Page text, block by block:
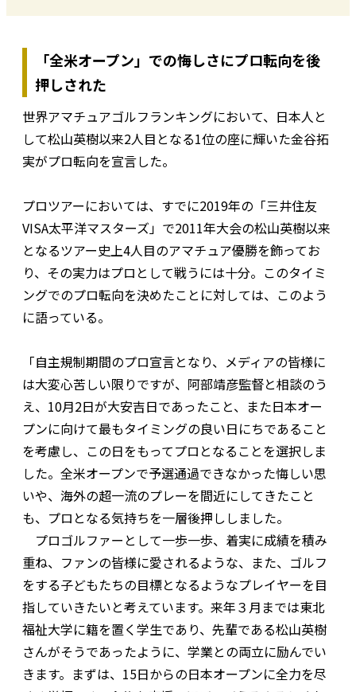
「全米オープン」での悔しさにプロ転向を後
押しされた
世界アマチュアゴルフランキングにおいて、日本人と
して松山英樹以来2人目となる1位の座に輝いた金谷拓
実がプロ転向を宣言した。
プロツアーにおいては、すでに2019年の「三井住友
VISA太平洋マスターズ」で2011年大会の松山英樹以来
となるツアー史上4人目のアマチュア優勝を飾ってお
り、その実力はプロとして戦うには十分。このタイミ
ングでのプロ転向を決めたことに対しては、このよう
に語っている。
「自主規制期間のプロ宣言となり、メディアの皆様に
は大変心苦しい限りですが、阿部靖彦監督と相談のう
え、10月2日が大安吉日であったこと、また日本オー
プンに向けて最もタイミングの良い日にちであること
を考慮し、この日をもってプロとなることを選択しま
した。全米オープンで予選通過できなかった悔しい思
いや、海外の超一流のプレーを間近にしてきたこと
も、プロとなる気持ちを一層後押ししました。
プロゴルファーとして一歩一歩、着実に成績を積み
重ね、ファンの皆様に愛されるような、また、ゴルフ
をする子どもたちの目標となるようなプレイヤーを目
指していきたいと考えています。来年３月までは東北
福祉大学に籍を置く学生であり、先輩である松山英樹
さんがそうであったように、学業との両立に励んでい
きます。まずは、15日からの日本オープンに全力を尽